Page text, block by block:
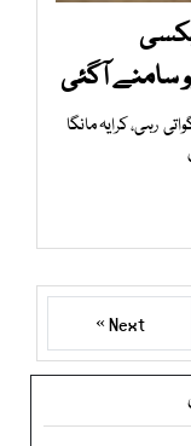
سامنے آگئی
رہی، کرایہ مانگا
Next »